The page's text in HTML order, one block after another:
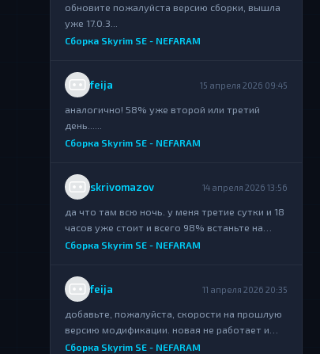
обновите пожалуйста версию сборки, вышла
уже 17.0.3...
Сборка Skyrim SE - NEFARAM
feija 15 апреля 2026 09:45
аналогично! 58% уже второй или третий
день......
Сборка Skyrim SE - NEFARAM
skrivomazov 14 апреля 2026 13:56
да что там всю ночь. у меня третие сутки и 18
часов уже стоит и всего 98% встаньте на
раздачу....
Сборка Skyrim SE - NEFARAM
feija 11 апреля 2026 20:35
добавьте, пожалуйста, скорости на прошлую
версию модификации. новая не работает и
выкидывает ошибки...
Сборка Skyrim SE - NEFARAM